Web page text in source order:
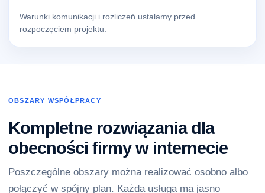
Warunki komunikacji i rozliczeń ustalamy przed
rozpoczęciem projektu.
OBSZARY WSPÓŁPRACY
Kompletne rozwiązania dla
obecności firmy w internecie
Poszczególne obszary można realizować osobno albo
połączyć w spójny plan. Każda usługa ma jasno